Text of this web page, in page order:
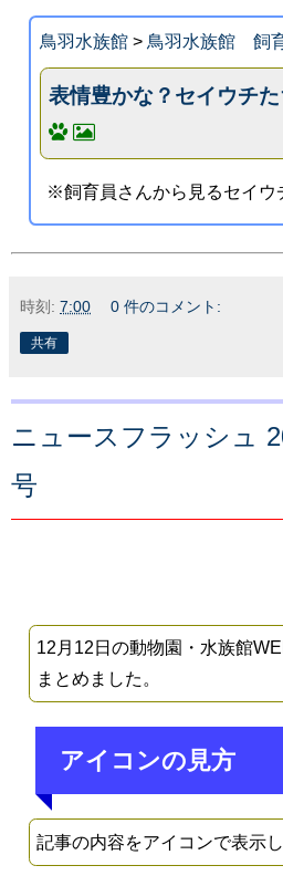
鳥羽水族館> 鳥羽水族館 飼
表情豊かな？セイウチた
※飼育員さんから見るセイウ
時刻: 7:00 0 件のコメント:
共有
ニュースフラッシュ
号
12月12日の動物園・水族館
まとめました。
アイコンの見方
記事の内容をアイコンで表示し